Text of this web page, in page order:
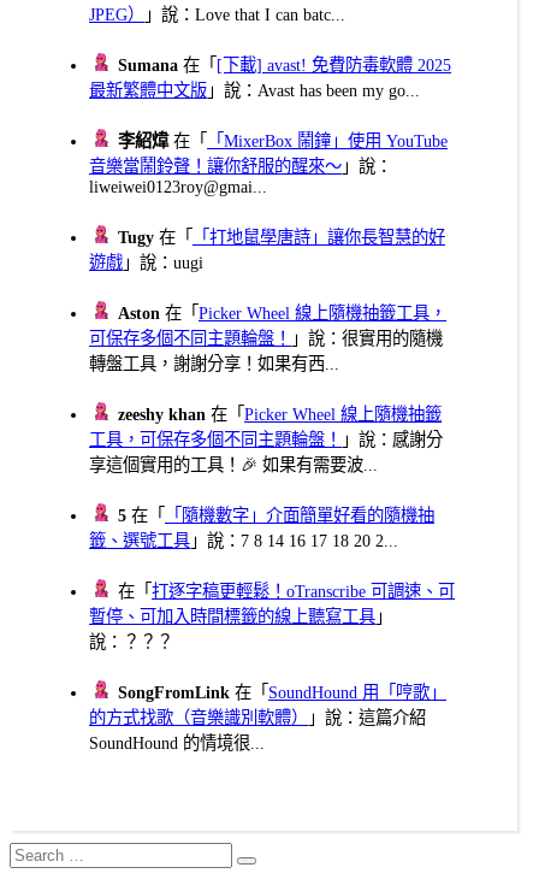
JPEG）
」說：Love that I can batc...
Sumana 在「 [下載] avast! 免費防毒軟體 2025
最新繁體中文版 」說：Avast has been my go...
李紹煒在「
「MixerBox 鬧鐘」使用 YouTube
音樂當鬧鈴聲！讓你舒服的醒來～ 」說：
liweiwei0123roy@gmai...
Tugy 在「
「打地鼠學唐詩」讓你長智慧的好
遊戲 」說：uugi
Aston 在「Picker Wheel 線上隨機抽籤工具，
可保存多個不同主題輪盤！
」說：很實用的隨機
轉盤工具，謝謝分享！如果有西...
zeeshy khan 在「Picker Wheel 線上隨機抽籤
工具，可保存多個不同主題輪盤！
」說：感謝分
享這個實用的工具！🎉 如果有需要波...
5 在「
「隨機數字」介面簡單好看的隨機抽
籤、選號工具 」說：7 8 14 16 17 18 20 2...
在「打逐字稿更輕鬆！oTranscribe 可調速、可
暫停、可加入時間標籤的線上聽寫工具 」
說：？？？
SongFromLink 在「 SoundHound 用「哼歌」
的方式找歌（音樂識別軟體）
」說：這篇介紹
SoundHound 的情境很...
Search
for:
Search